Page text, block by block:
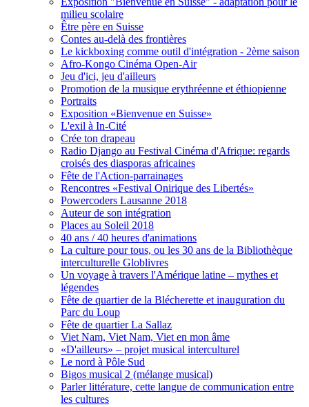
milieu scolaire
Être père en Suisse
Contes au-delà des frontières
Le kickboxing comme outil d'intégration - 2ème saison
Afro-Kongo Cinéma Open-Air
Jeu d'ici, jeu d'ailleurs
Promotion de la musique erythréenne et éthiopienne
Portraits
Exposition «Bienvenue en Suisse»
L'exil à In-Cité
Crée ton drapeau
Radio Django au Festival Cinéma d'Afrique: regards
croisés des diasporas africaines
Fête de l'Action-parrainages
Rencontres «Festival Onirique des Libertés»
Powercoders Lausanne 2018
Auteur de son intégration
Places au Soleil 2018
40 ans / 40 heures d'animations
La culture pour tous, ou les 30 ans de la Bibliothèque
interculturelle Globlivres
Un voyage à travers l'Amérique latine – mythes et
légendes
Fête de quartier de la Blécherette et inauguration du
Parc du Loup
Fête de quartier La Sallaz
Viet Nam, Viet Nam, Viet en mon âme
«D'ailleurs» – projet musical interculturel
Le nord à Pôle Sud
Bigos musical 2 (mélange musical)
Parler littérature, cette langue de communication entre
les cultures